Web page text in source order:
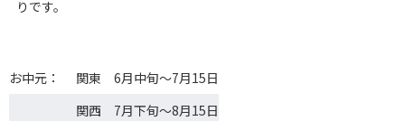
りです。
お中元：
関東 6月中旬～7月15日
関西 7月下旬～8月15日